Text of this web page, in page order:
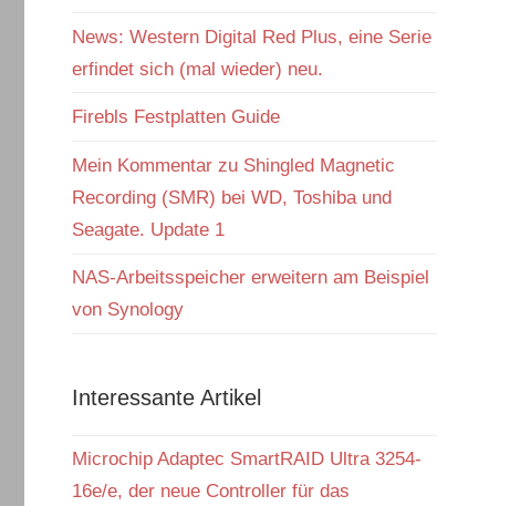
News: Western Digital Red Plus, eine Serie
erfindet sich (mal wieder) neu.
Firebls Festplatten Guide
Mein Kommentar zu Shingled Magnetic
Recording (SMR) bei WD, Toshiba und
Seagate. Update 1
NAS-Arbeitsspeicher erweitern am Beispiel
von Synology
Interessante Artikel
Microchip Adaptec SmartRAID Ultra 3254-
16e/e, der neue Controller für das